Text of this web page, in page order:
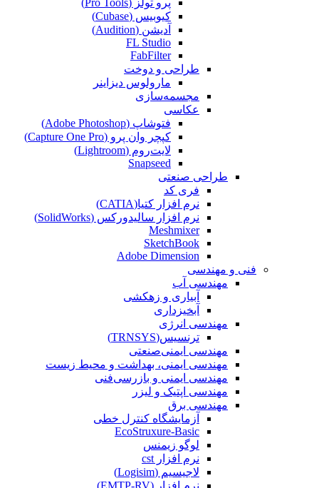
کیوبیس (Cubase‎)
آدیشن (Audition)
FL Studio
FabFilter
طراحی و دوخت
مارولوس دیزاینر
مجسمه‌سازی‌
عکاسی
فتوشاپ (Adobe Photoshop)
کپچر وان پرو (Capture One Pro)
لایت‌روم (Lightroom)
Snapseed
طراحی صنعتی
فری کد
نرم افزار کتیا(CATIA)
نرم افزار سالیدورکس (SolidWorks)
Meshmixer
SketchBook
Adobe Dimension
فنی و مهندسی
مهندسی آب
آبیاری و زهکشی
آبخیزداری
مهندسی انرژی
ترنسیس(TRNSYS)
مهندسی ایمنی‌صنعتی
مهندسی ایمنی، بهداشت و محیط زیست
مهندسی ایمنی‌ و‌ بازرسی‌فنی
مهندسی اپتیک و لیزر
مهندسی برق
آزمایشگاه کنترل خطی
EcoStruxure-Basic
لوگو زیمنس
نرم افزار cst
لاجیسیم (Logisim)
نرم افزار (EMTP-RV)